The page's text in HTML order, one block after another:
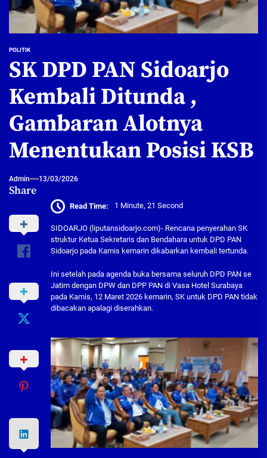
POLITIK
SK DPD PAN Sidoarjo
Kembali Ditunda ,
Gambaran Alotnya
Menentukan Posisi KSB
Admin 13/03/2026
Share
Read Time: 1 Minute, 21 Second
SIDOARJO (liputansidoarjo.com)- Rencana penyerahan SK
struktur Ketua Sekretaris dan Bendahara untuk DPD PAN
Sidoarjo pada Kamis kemarin dikabarkan kembali tertunda.
Ini setelah pada agenda buka bersama seluruh DPD PAN se
Jatim dengan DPW dan DPP PAN di Vasa Hotel Surabaya
pada Kamis, 12 Maret 2026 kemarin, SK untuk DPD PAN tidak
dibacakan apalagi diserahkan.